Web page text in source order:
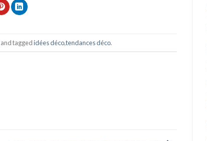
and taggedidées déco,tendances déco.